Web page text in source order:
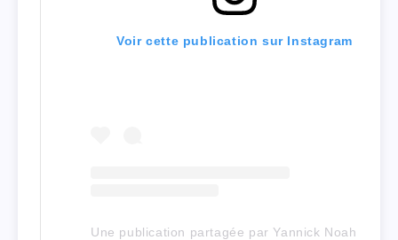
Voir cette publication sur Instagram